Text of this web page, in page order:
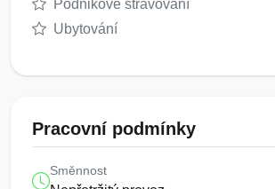
Podnikové stravování
Ubytování
Pracovní podmínky
Směnnost